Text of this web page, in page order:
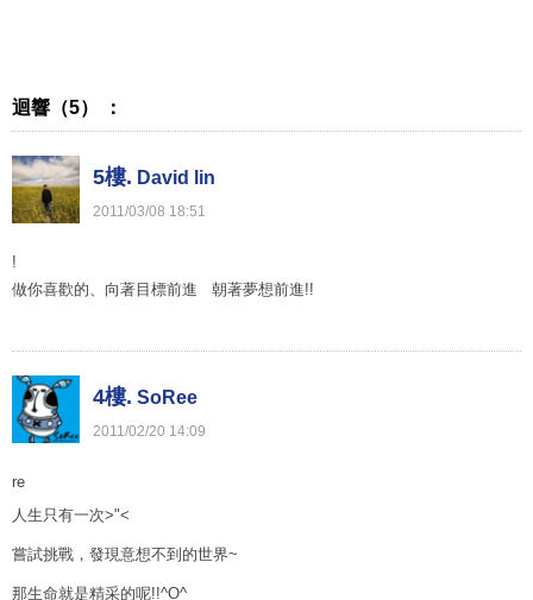
迴響（5） ：
5樓. David lin
2011/03/08 18:51
!
做你喜歡的、向著目標前進 朝著夢想前進!!
4樓. SoRee
2011/02/20 14:09
re
人生只有一次>"<
嘗試挑戰，發現意想不到的世界~
那生命就是精采的呢!!^O^